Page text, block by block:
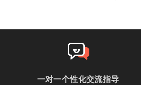
一对一个性化交流指导